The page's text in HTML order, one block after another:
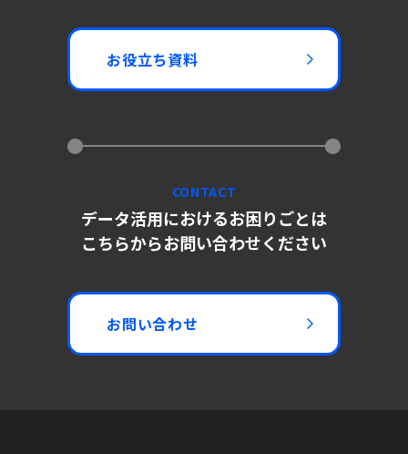
お役立ち資料
CONTACT
データ活用におけるお困りごとは
こちらからお問い合わせください
お問い合わせ